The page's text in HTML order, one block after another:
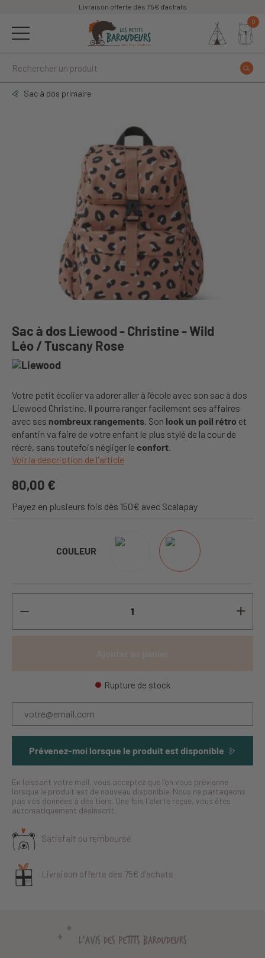
Livraison offerte dès 75€ d'achats
0
Sac à dos primaire
Sac à dos Liewood - Christine - Wild
Léo / Tuscany Rose
Votre petit écolier va adorer aller à l’école avec son sac à dos
Liewood Christine. Il pourra ranger facilement ses affaires
avec ses nombreux rangements. Son look un poil rétro et
enfantin va faire de votre enfant le plus stylé de la cour de
récré, sans toutefois négliger leconfort.
Voir la description de l'article
80,00 €
Payez en plusieurs fois dès 150€ avec Scalapay
COULEUR
Rupture de stock
Prévenez-moi lorsque le produit est disponible
En laissant votre mail, vous acceptez que l’on vous prévienne
lorsque le produit est de nouveau disponible. Nous ne partageons
pas vos données à des tiers. Une fois l'alerte reçue, vous êtes
automatiquement désinscrit.
Satisfait ou remboursé
Livraison offerte dès 75€ d’achats
L'AVIS DES PETITS BAROUDEURS